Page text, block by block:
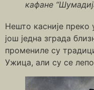
кафане
Нешто касније преко
још једна зграда
промениле су
Ужица, али су се